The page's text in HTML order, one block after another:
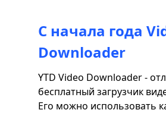
С начала года
Downloader
YTD Video Downloader -
бесплатный загрузчик
Его можно использовать